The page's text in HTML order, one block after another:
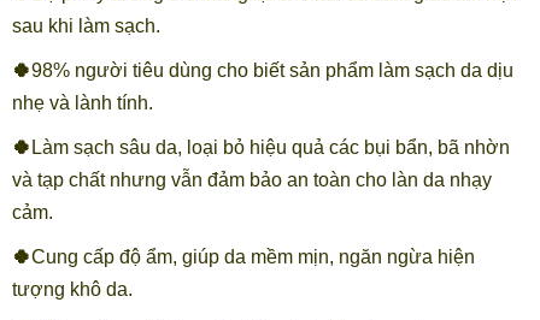
sau khi làm sạch.
🍀98% người tiêu dùng cho biết sản phẩm làm sạch da dịu
nhẹ và lành tính.
🍀 Làm sạch sâu da, loại bỏ hiệu quả các bụi bẩn, bã nhờn
và tạp chất nhưng vẫn đảm bảo an toàn cho làn da nhạy
cảm.
🍀Cung cấp độ ẩm, giúp da mềm mịn, ngăn ngừa hiện
tượng khô da.